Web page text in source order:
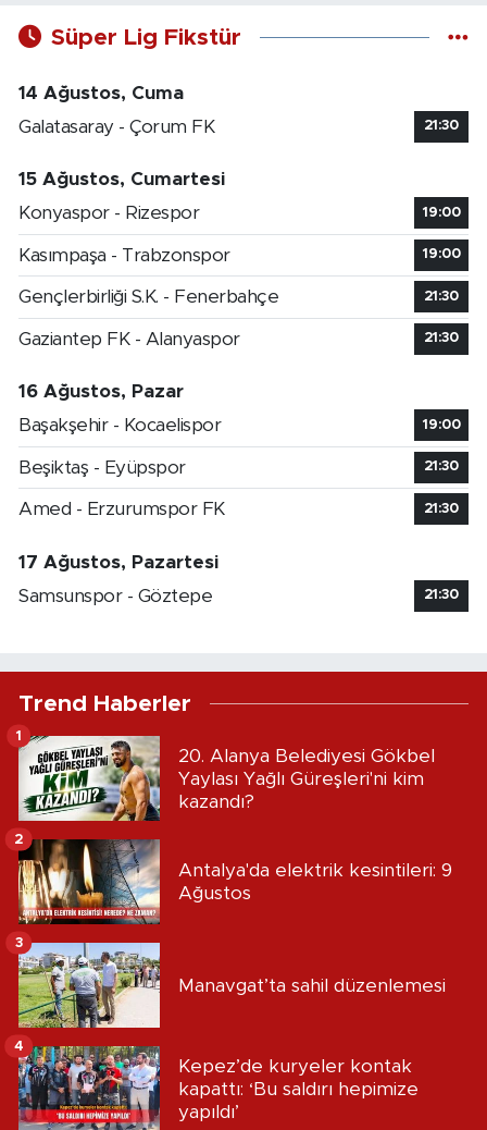
Süper Lig Fikstür
14 Ağustos, Cuma
Galatasaray - Çorum FK
21:30
15 Ağustos, Cumartesi
Konyaspor - Rizespor
19:00
Kasımpaşa - Trabzonspor 19:00
Gençlerbirliği S.K. - Fenerbahçe 21:30
Gaziantep FK - Alanyaspor 21:30
16 Ağustos, Pazar
Başakşehir - Kocaelispor
19:00
Beşiktaş - Eyüpspor 21:30
Amed - Erzurumspor FK 21:30
17 Ağustos, Pazartesi
Samsunspor - Göztepe
21:30
Trend Haberler
20. Alanya Belediyesi Gökbel
Yaylası Yağlı Güreşleri'ni kim
kazandı?
1
Antalya'da elektrik kesintileri: 9
Ağustos
2
Manavgat’ta sahil düzenlemesi
3
Kepez’de kuryeler kontak
kapattı: ‘Bu saldırı hepimize
yapıldı’
4